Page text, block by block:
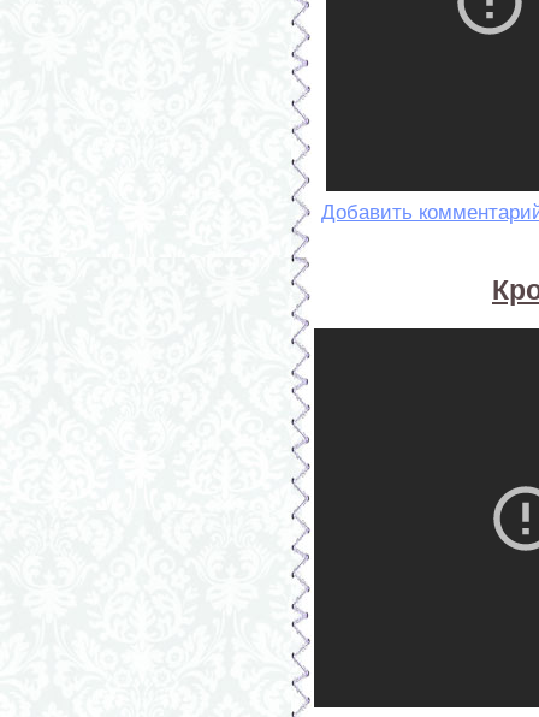
Добавить